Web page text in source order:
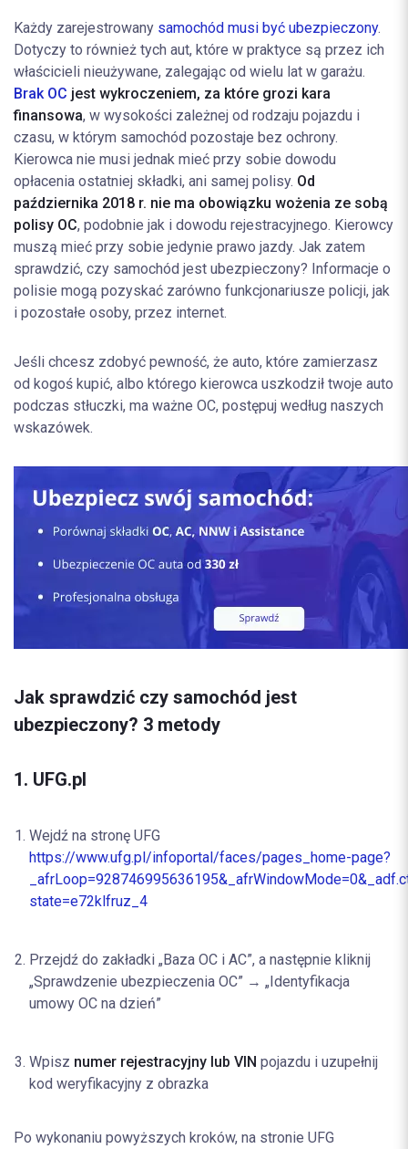
Każdy zarejestrowany samochód musi być ubezpieczony.
Dotyczy to również tych aut, które w praktyce są przez ich
właścicieli nieużywane, zalegając od wielu lat w garażu.
Brak OC jest wykroczeniem, za które grozi kara
finansowa, w wysokości zależnej od rodzaju pojazdu i
czasu, w którym samochód pozostaje bez ochrony.
Kierowca nie musi jednak mieć przy sobie dowodu
opłacenia ostatniej składki, ani samej polisy. Od
października 2018 r. nie ma obowiązku wożenia ze sobą
polisy OC, podobnie jak i dowodu rejestracyjnego. Kierowcy
muszą mieć przy sobie jedynie prawo jazdy. Jak zatem
sprawdzić, czy samochód jest ubezpieczony? Informacje o
polisie mogą pozyskać zarówno funkcjonariusze policji, jak
i pozostałe osoby, przez internet.
Jeśli chcesz zdobyć pewność, że auto, które zamierzasz
od kogoś kupić, albo którego kierowca uszkodził twoje auto
podczas stłuczki, ma ważne OC, postępuj według naszych
wskazówek.
Jak sprawdzić czy samochód jest
ubezpieczony? 3 metody
1. UFG.pl
Wejdź na stronę UFG
https://www.ufg.pl/infoportal/faces/pages_home-page?
state=e72klfruz_4
Przejdź do zakładki „Baza OC i AC”, a następnie kliknij
„Sprawdzenie ubezpieczenia OC” → „Identyfikacja
umowy OC na dzień”
Wpisz numer rejestracyjny lub VIN pojazdu i uzupełnij
kod weryfikacyjny z obrazka
Po wykonaniu powyższych kroków, na stronie UFG